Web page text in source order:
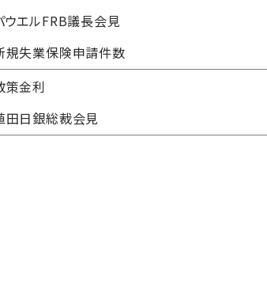
ウエルFRB議長会見
規失業保険申請件数
策金利
田日銀総裁会見